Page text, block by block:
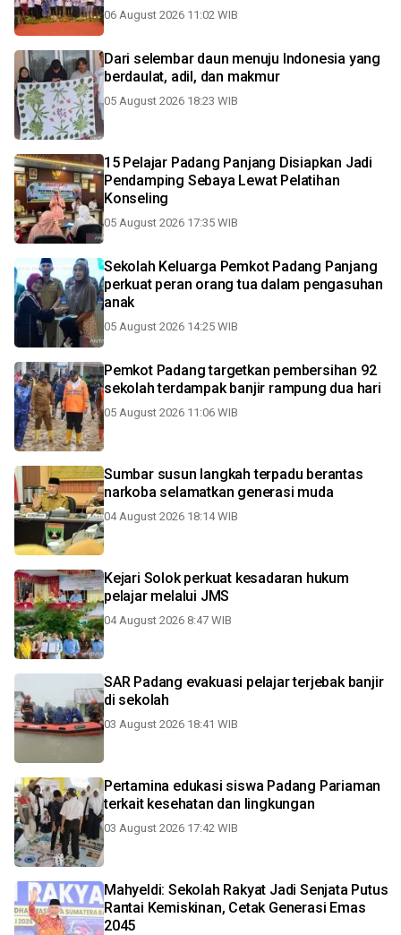
06 August 2026 11:02 WIB
Dari selembar daun menuju Indonesia yang
berdaulat, adil, dan makmur
05 August 2026 18:23 WIB
15 Pelajar Padang Panjang Disiapkan Jadi
Pendamping Sebaya Lewat Pelatihan
Konseling
05 August 2026 17:35 WIB
Sekolah Keluarga Pemkot Padang Panjang
perkuat peran orang tua dalam pengasuhan
anak
05 August 2026 14:25 WIB
Pemkot Padang targetkan pembersihan 92
sekolah terdampak banjir rampung dua hari
05 August 2026 11:06 WIB
Sumbar susun langkah terpadu berantas
narkoba selamatkan generasi muda
04 August 2026 18:14 WIB
Kejari Solok perkuat kesadaran hukum
pelajar melalui JMS
04 August 2026 8:47 WIB
SAR Padang evakuasi pelajar terjebak banjir
di sekolah
03 August 2026 18:41 WIB
Pertamina edukasi siswa Padang Pariaman
terkait kesehatan dan lingkungan
03 August 2026 17:42 WIB
Mahyeldi: Sekolah Rakyat Jadi Senjata Putus
Rantai Kemiskinan, Cetak Generasi Emas
2045